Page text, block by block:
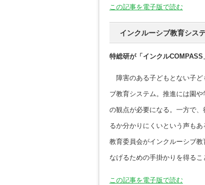
この記事を電子版で読む
インクルーシブ教育シス
特総研が「インクルCOMPASS
障害のある子どもとない子ど
ブ教育システム。推進には園
の観点が必要になる。一方で
るか分かりにくいという声も
教育委員会がインクルーシブ
なげるための手掛かりを得る
この記事を電子版で読む